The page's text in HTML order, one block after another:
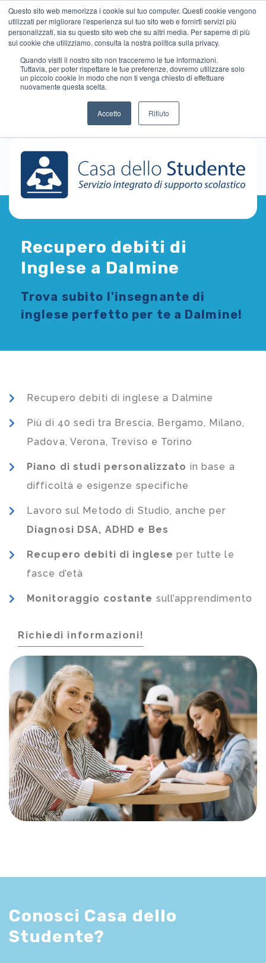
Questo sito web memorizza i cookie sul tuo computer. Questi cookie vengono
utilizzati per migliorare l'esperienza sul tuo sito web e fornirti servizi più
personalizzati, sia su questo sito web che su altri media. Per saperne di più
sui cookie che utilizziamo, consulta la nostra politica sulla privacy.
Quando visiti il ​​nostro sito non tracceremo le tue informazioni.
Tuttavia, per poter rispettare le tue preferenze, dovremo utilizzare solo
un piccolo cookie in modo che non ti venga chiesto di effettuare
nuovamente questa scelta.
Accetto Rifiuto
Recupero debiti di
Inglese a Dalmine
Trova subito l'insegnante di
inglese perfetto per te a Dalmine!
Recupero debiti di inglese a Dalmine
Più di 40 sedi tra Brescia, Bergamo, Milano,
Padova, Verona, Treviso e Torino
Piano di studi personalizzato in base a
difficoltà e esigenze specifiche
Lavoro sul Metodo di Studio, anche per
Diagnosi DSA, ADHD e Bes
Recupero debiti di inglese per tutte le
fasce d’età
Monitoraggio costante sull’apprendimento
Richiedi informazioni!
Conosci Casa dello
Studente?